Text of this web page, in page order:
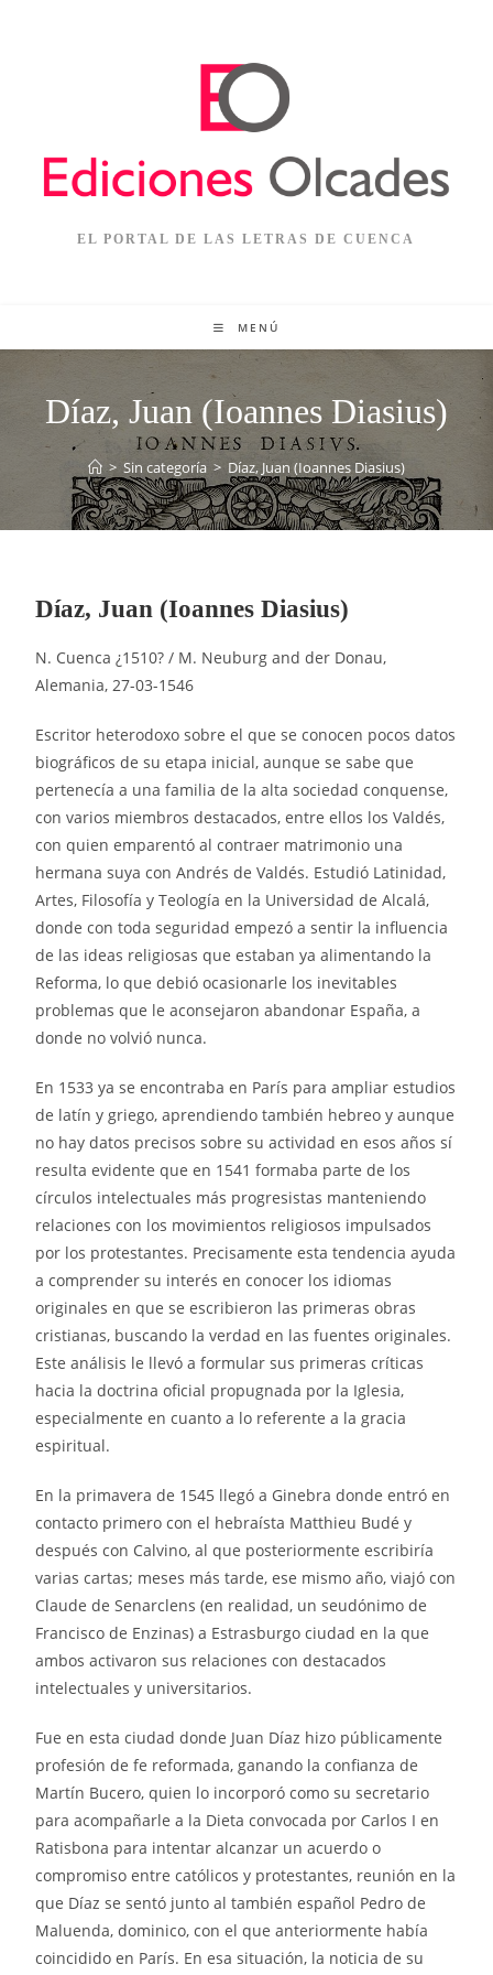
EL PORTAL DE LAS LETRAS DE CUENCA
MENÚ
Díaz, Juan (Ioannes Diasius)
> Sin categoría > Díaz, Juan (Ioannes Diasius)
Díaz, Juan (Ioannes Diasius)
N. Cuenca ¿1510? / M. Neuburg and der Donau,
Alemania, 27-03-1546
Escritor heterodoxo sobre el que se conocen pocos datos
biográficos de su etapa inicial, aunque se sabe que
pertenecía a una familia de la alta sociedad conquense,
con varios miembros destacados, entre ellos los Valdés,
con quien emparentó al contraer matrimonio una
hermana suya con Andrés de Valdés. Estudió Latinidad,
Artes, Filosofía y Teología en la Universidad de Alcalá,
donde con toda seguridad empezó a sentir la influencia
de las ideas religiosas que estaban ya alimentando la
Reforma, lo que debió ocasionarle los inevitables
problemas que le aconsejaron abandonar España, a
donde no volvió nunca.
En 1533 ya se encontraba en París para ampliar estudios
de latín y griego, aprendiendo también hebreo y aunque
no hay datos precisos sobre su actividad en esos años sí
resulta evidente que en 1541 formaba parte de los
círculos intelectuales más progresistas manteniendo
relaciones con los movimientos religiosos impulsados
por los protestantes. Precisamente esta tendencia ayuda
a comprender su interés en conocer los idiomas
originales en que se escribieron las primeras obras
cristianas, buscando la verdad en las fuentes originales.
Este análisis le llevó a formular sus primeras críticas
hacia la doctrina oficial propugnada por la Iglesia,
especialmente en cuanto a lo referente a la gracia
espiritual.
En la primavera de 1545 llegó a Ginebra donde entró en
contacto primero con el hebraísta Matthieu Budé y
después con Calvino, al que posteriormente escribiría
varias cartas; meses más tarde, ese mismo año, viajó con
Claude de Senarclens (en realidad, un seudónimo de
Francisco de Enzinas) a Estrasburgo ciudad en la que
ambos activaron sus relaciones con destacados
intelectuales y universitarios.
Fue en esta ciudad donde Juan Díaz hizo públicamente
profesión de fe reformada, ganando la confianza de
Martín Bucero, quien lo incorporó como su secretario
para acompañarle a la Dieta convocada por Carlos I en
Ratisbona para intentar alcanzar un acuerdo o
compromiso entre católicos y protestantes, reunión en la
que Díaz se sentó junto al también español Pedro de
Maluenda, dominico, con el que anteriormente había
coincidido en París. En esa situación, la noticia de su